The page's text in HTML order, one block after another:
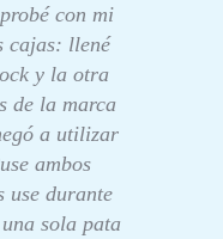
con mi
cajas: llené
y la otra
de la marca
a utilizar
ambos
use durante
sola pata